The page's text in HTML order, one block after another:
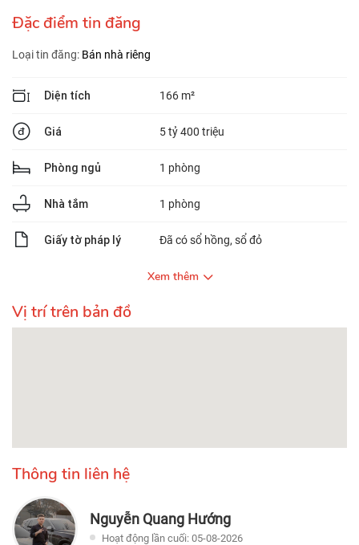
Đặc điểm tin đăng
Loại tin đăng: Bán nhà riêng
Diện tích 166 m²
Giá 5 tỷ 400 triệu
Phòng ngủ 1 phòng
Nhà tắm 1 phòng
Giấy tờ pháp lý Đã có sổ hồng, sổ đỏ
Xem thêm
Vị trí trên bản đồ
Thông tin liên hệ
Nguyễn Quang Hướng
Hoạt động lần cuối: 05-08-2026